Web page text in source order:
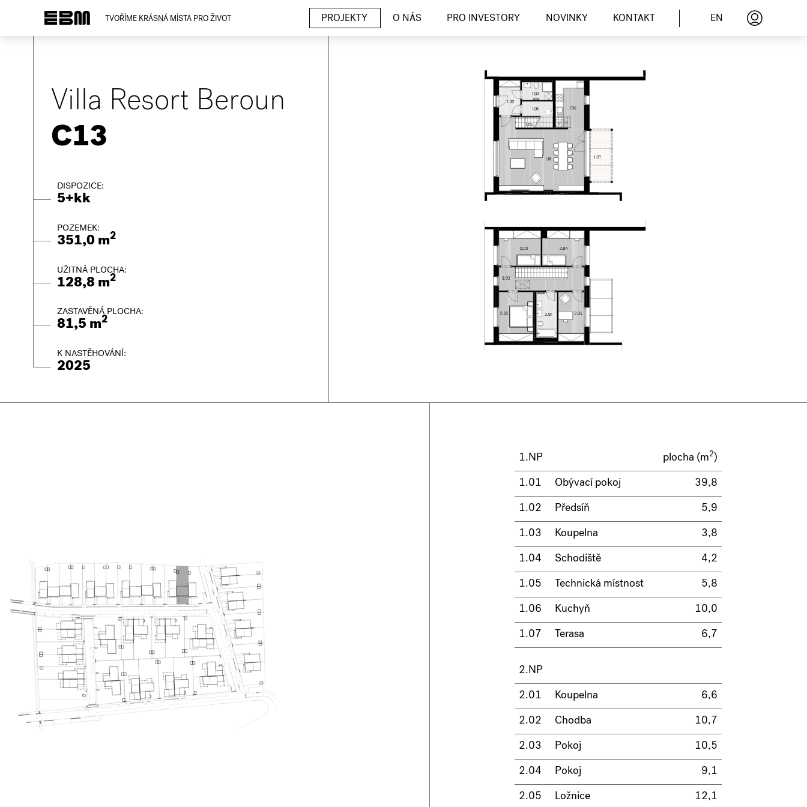
TVOŘÍME KRÁSNÁ MÍSTA PRO ŽIVOT PROJEKTY O NÁS PRO INVESTORY NOVINKY KONTAKT EN
Villa Resort Beroun
C13
DISPOZICE:
5+kk
POZEMEK:
351,0 m2
UŽITNÁ PLOCHA:
128,8 m2
ZASTAVĚNÁ PLOCHA:
81,5 m2
K NASTĚHOVÁNÍ:
2025
1.NP plocha (m2)
1.01 Obývací pokoj 39,8
1.02 Předsíň 5,9
1.03 Koupelna 3,8
1.04 Schodiště 4,2
1.05 Technická místnost 5,8
1.06 Kuchyň 10,0
1.07 Terasa 6,7
2.NP
2.01 Koupelna 6,6
2.02 Chodba 10,7
2.03 Pokoj 10,5
2.04 Pokoj 9,1
2.05 Ložnice 12,1